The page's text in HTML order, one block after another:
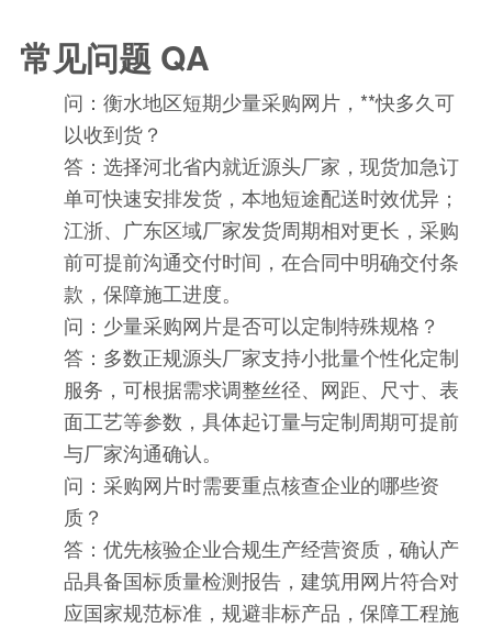
常见问题 QA
问：衡水地区短期少量采购网片，**快多久可
以收到货？
答：选择河北省内就近源头厂家，现货加急订
单可快速安排发货，本地短途配送时效优异；
江浙、广东区域厂家发货周期相对更长，采购
前可提前沟通交付时间，在合同中明确交付条
款，保障施工进度。
问：少量采购网片是否可以定制特殊规格？
答：多数正规源头厂家支持小批量个性化定制
服务，可根据需求调整丝径、网距、尺寸、表
面工艺等参数，具体起订量与定制周期可提前
与厂家沟通确认。
问：采购网片时需要重点核查企业的哪些资
质？
答：优先核验企业合规生产经营资质，确认产
品具备国标质量检测报告，建筑用网片符合对
应国家规范标准，规避非标产品，保障工程施